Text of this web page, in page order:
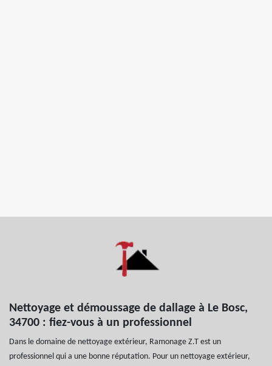
Nettoyage et démoussage de dallage à Le Bosc,
34700 : fiez-vous à un professionnel
Dans le domaine de nettoyage extérieur, Ramonage Z.T est un
professionnel qui a une bonne réputation. Pour un nettoyage extérieur,